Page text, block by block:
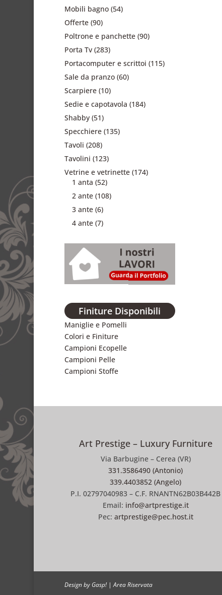
Mobili bagno (54)
Offerte (90)
Poltrone e panchette (90)
Porta Tv (283)
Portacomputer e scrittoi (115)
Sale da pranzo (60)
Scarpiere (10)
Sedie e capotavola (184)
Shabby (51)
Specchiere (135)
Tavoli (208)
Tavolini (123)
Vetrine e vetrinette (174)
1 anta (52)
2 ante (108)
3 ante (6)
4 ante (7)
Finiture Disponibili
Maniglie e Pomelli
Colori e Finiture
Campioni Ecopelle
Campioni Pelle
Campioni Stoffe
Art Prestige – Luxury Furniture
Via Barbugine – Cerea (VR)
331.3586490 (Antonio)
339.4403852 (Angelo)
P.I. 02797040983 – C.F. RNANTN62B03B442B
Email: info@artprestige.it
Pec: artprestige@pec.host.it
Design by Gasp!|Area Riservata